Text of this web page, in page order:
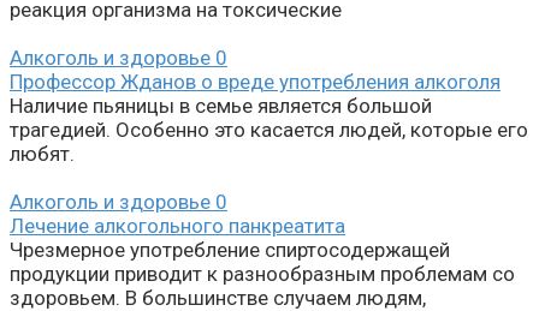
реакция организма на токсические
Алкоголь и здоровье 0
Профессор Жданов о вреде употребления алкоголя
Наличие пьяницы в семье является большой
трагедией. Особенно это касается людей, которые его
любят.
Алкоголь и здоровье 0
Лечение алкогольного панкреатита
Чрезмерное употребление спиртосодержащей
продукции приводит к разнообразным проблемам со
здоровьем. В большинстве случаем людям,